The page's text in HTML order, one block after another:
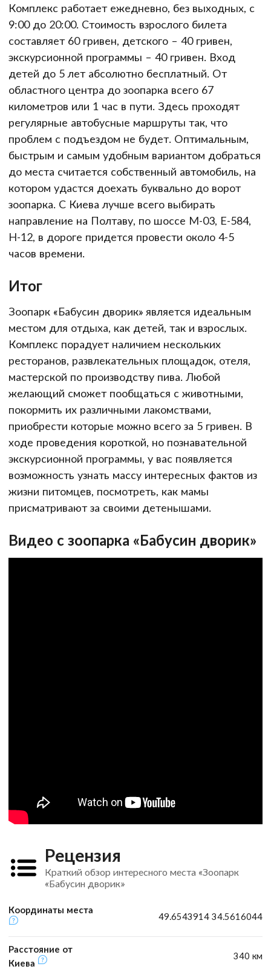
Комплекс работает ежедневно, без выходных, с
9:00 до 20:00. Стоимость взрослого билета
составляет 60 гривен, детского – 40 гривен,
экскурсионной программы – 40 гривен. Вход
детей до 5 лет абсолютно бесплатный. От
областного центра до зоопарка всего 67
километров или 1 час в пути. Здесь проходят
регулярные автобусные маршруты так, что
проблем с подъездом не будет. Оптимальным,
быстрым и самым удобным вариантом добраться
до места считается собственный автомобиль, на
котором удастся доехать буквально до ворот
зоопарка. С Киева лучше всего выбирать
направление на Полтаву, по шоссе М-03, Е-584,
Н-12, в дороге придется провести около 4-5
часов времени.
Итог
Зоопарк «Бабусин дворик» является идеальным
местом для отдыха, как детей, так и взрослых.
Комплекс порадует наличием нескольких
ресторанов, развлекательных площадок, отеля,
мастерской по производству пива. Любой
желающий сможет пообщаться с животными,
покормить их различными лакомствами,
приобрести которые можно всего за 5 гривен. В
ходе проведения короткой, но познавательной
экскурсионной программы, у вас появляется
возможность узнать массу интересных фактов из
жизни питомцев, посмотреть, как мамы
присматривают за своими детенышами.
Видео с зоопарка «Бабусин дворик»
Рецензия
Краткий обзор интересного места «Зоопарк
«Бабусин дворик»
Координаты места
49.6543914 34.5616044
Расстояние от
Киева
340 км